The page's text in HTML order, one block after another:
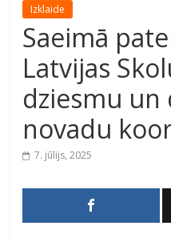
Izklaide
Saeimā
Latvijas
dziesmu un
novadu
7. jūlijs, 2025